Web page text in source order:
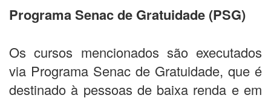
Programa Senac de Gratuidade (PSG)
Os cursos mencionados são executados
via Programa Senac de Gratuidade, que é
destinado à pessoas de baixa renda e em